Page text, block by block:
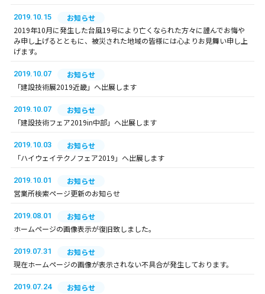
2019.10.15
お知らせ
2019年10月に発生した台風19号により亡くなられた方々に謹んでお悔や
み申し上げるとともに、被災された地域の皆様には心よりお見舞い申し上
げます。
2019.10.07
お知らせ
「建設技術展2019近畿」へ出展します
2019.10.07
お知らせ
「建設技術フェア2019in中部」へ出展します
2019.10.03
お知らせ
「ハイウェイテクノフェア2019」へ出展します
2019.10.01
お知らせ
営業所検索ページ更新のお知らせ
2019.08.01
お知らせ
ホームページの画像表示が復旧致しました。
2019.07.31
お知らせ
現在ホームページの画像が表示されない不具合が発生しております。
2019.07.24
お知らせ